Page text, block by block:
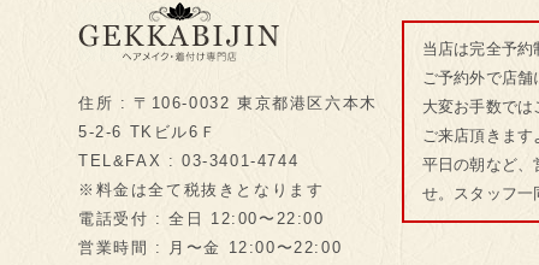
住所 : 〒106-0032 東京都港区六本木
5-2-6 TKビル6Ｆ
TEL&FAX : 03-3401-4744
※料金は全て税抜きとなります
電話受付 : 全日 12:00〜22:00
営業時間 : 月〜金 12:00〜22:00
当店は完全予
ご予約外で店
大変お手数で
ご来店頂きま
平日の朝など、
せ。スタッフ一